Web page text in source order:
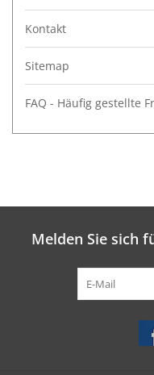
Kontakt
Sitemap
FAQ - Häufig gestellte
Melden Sie sich